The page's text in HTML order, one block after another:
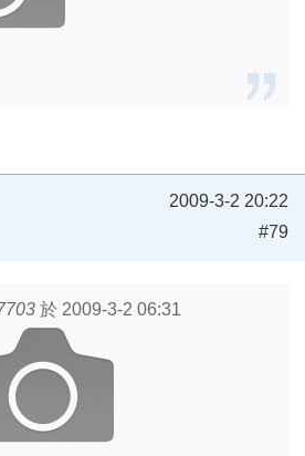
2009-3-2 20:22
#79
於 2009-3-2 06:31